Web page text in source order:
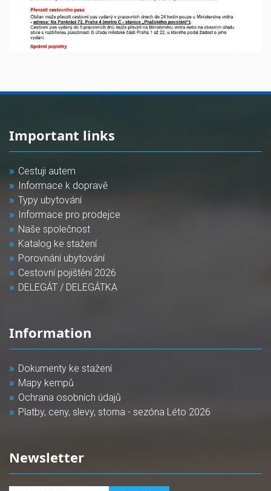
Important links
Cestuji autem
Informace k dopravě
Typy ubytování
Informace pro prodejce
Naše společnost
Katalog ke stažení
Porovnání ubytování
Cestovní pojištění 2026
DELEGÁT / DELEGÁTKA
Information
Dokumenty ke stažení
Mapy kempů
Ochrana osobních údajů
Platby, ceny, slevy, storna - sezóna Léto 2026
Newsletter